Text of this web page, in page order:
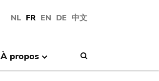
NL FR EN DE 中文
À propos